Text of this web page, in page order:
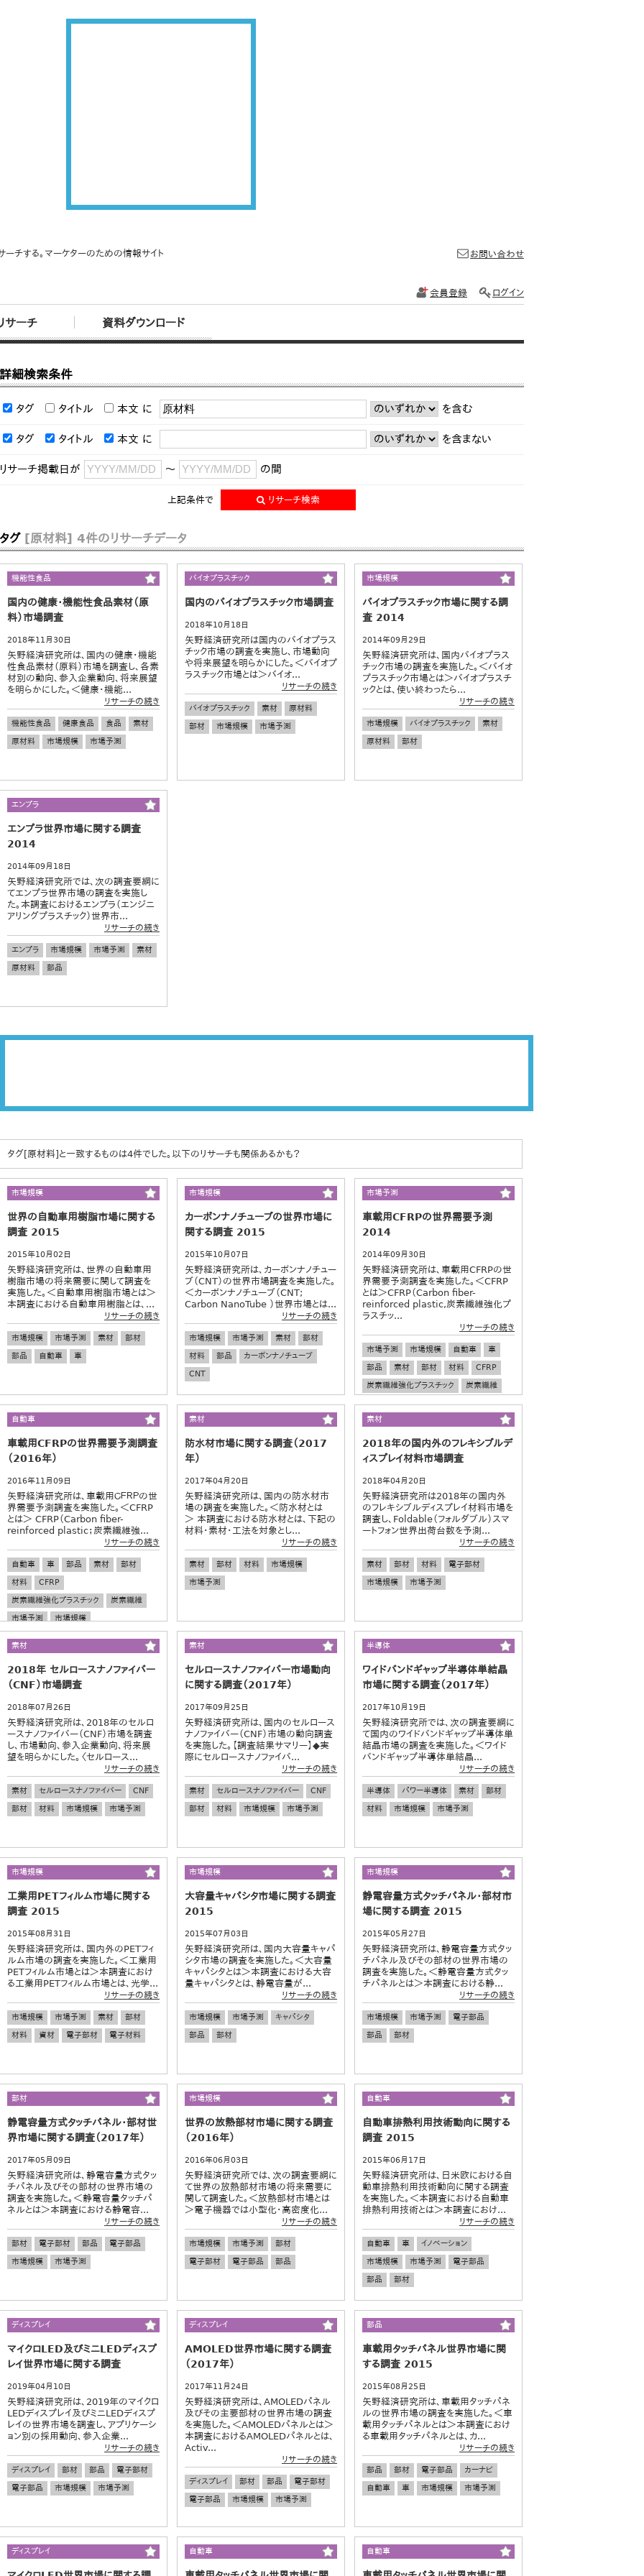
ーチする。マーケターのための情報サイト
サーチ 資料ダウンロード
お問い合わせ
会員登録 ログイン
詳細検索条件
タグ タイトル 本文 に を含む
タグ タイトル 本文 に を含まない
リサーチ掲載日が ～ の間
上記条件で リサーチ検索
タグ [原材料] 4件のリサーチデータ
機能性食品
国内の健康・機能性食品素材（原
料）市場調査
2018年11月30日
矢野経済研究所は、国内の健康・機能
性食品素材（原料）市場を調査し、各素
材別の動向、参入企業動向、将来展望
を明らかにした。＜健康・機能...
リサーチの続き
機能性食品 健康食品 食品
素材
原材料
市場規模 市場予測
バイオプラスチック
国内のバイオプラスチック市場調査
2018年10月18日
矢野経済研究所は国内のバイオプラス
チック市場の調査を実施し、市場動向
や将来展望を明らかにした。＜バイオプ
ラスチック市場とは＞バイオ...
リサーチの続き
バイオプラスチック 素材
原材料
部材
市場規模 市場予測
市場規模
バイオプラスチック市場に関する調
査 2014
2014年09月29日
矢野経済研究所は、国内バイオプラス
チック市場の調査を実施した。＜バイオ
プラスチック市場とは＞バイオプラスチ
ックとは、使い終わったら...
リサーチの続き
市場規模 バイオプラスチック
素材
原材料
部材
エンプラ
エンプラ世界市場に関する調査
2014
2014年09月18日
矢野経済研究所では、次の調査要綱に
てエンプラ世界市場の調査を実施し
た。本調査におけるエンプラ（エンジニ
アリングプラスチック）世界市...
リサーチの続き
エンプラ 市場規模 市場予測
素材
原材料
部品
タグ[原材料]と一致するものは4件でした。以下のリサーチも関係あるかも？
市場規模
世界の自動車用樹脂市場に関する
調査 2015
2015年10月02日
矢野経済研究所は、世界の自動車用
樹脂市場の将来需要に関して調査を
実施した。＜自動車用樹脂市場とは＞
本調査における自動車用樹脂とは、...
リサーチの続き
市場規模 市場予測 素材
部材
部品
自動車 車
市場規模
カーボンナノチューブの世界市場に
関する調査 2015
2015年10月07日
矢野経済研究所は、カーボンナノチュー
ブ（CNT）の世界市場調査を実施した。
＜カーボンナノチューブ（CNT;
Carbon NanoTube ）世界市場とは...
リサーチの続き
市場規模 市場予測 素材
部材
材料
部品
カーボンナノチューブ
CNT
市場予測
車載用CFRPの世界需要予測
2014
2014年09月30日
矢野経済研究所は、車載用CFRPの世
界需要予測調査を実施した。＜CFRP
とは＞CFRP（Carbon fiber-
reinforced plastic,炭素繊維強化プ
ラスチッ...
リサーチの続き
市場予測 市場規模 自動車
車
部品
素材 部材 材料
CFRP
炭素繊維強化プラスチック
炭素繊維
自動車
車載用CFRPの世界需要予測調査
（2016年）
2016年11月09日
矢野経済研究所は、車載用ＣＦＲＰの世
界需要予測調査を実施した。＜CFRP
とは＞ CFRP（Carbon fiber-
reinforced plastic；炭素繊維強...
リサーチの続き
自動車 車 部品 素材
部材
材料
CFRP
炭素繊維強化プラスチック
炭素繊維
市場予測
市場規模
素材
防水材市場に関する調査（2017
年）
2017年04月20日
矢野経済研究所は、国内の防水材市
場の調査を実施した。＜防水材とは
＞ 本調査における防水材とは、下記の
材料・素材・工法を対象とし...
リサーチの続き
素材 部材 材料
市場規模
市場予測
素材
2018年の国内外のフレキシブルデ
ィスプレイ材料市場調査
2018年04月20日
矢野経済研究所は2018年の国内外
のフレキシブルディスプレイ材料市場を
調査し、Foldable（フォルダブル）スマ
ートフォン世界出荷台数を予測...
リサーチの続き
素材 部材 材料
電子部材
市場規模
市場予測
素材
2018年 セルロースナノファイバー
（CNF）市場調査
2018年07月26日
矢野経済研究所は、2018年のセルロ
ースナノファイバー（CNF）市場を調査
し、市場動向、参入企業動向、将来展
望を明らかにした。〈セルロース...
リサーチの続き
素材 セルロースナノファイバー
CNF
部材
材料 市場規模 市場予測
素材
セルロースナノファイバー市場動向
に関する調査（2017年）
2017年09月25日
矢野経済研究所は、国内のセルロース
ナノファイバー（CNF）市場の動向調査
を実施した。【調査結果サマリー】◆実
際にセルロースナノファイバ...
リサーチの続き
素材 セルロースナノファイバー
CNF
部材
材料 市場規模 市場予測
半導体
ワイドバンドギャップ半導体単結晶
市場に関する調査（2017年）
2017年10月19日
矢野経済研究所では、次の調査要綱に
て国内のワイドバンドギャップ半導体単
結晶市場の調査を実施した。＜ワイド
バンドギャップ半導体単結晶...
リサーチの続き
半導体 パワー半導体 素材
部材
材料
市場規模 市場予測
市場規模
工業用PETフィルム市場に関する
調査 2015
2015年08月31日
矢野経済研究所は、国内外のPETフィ
ルム市場の調査を実施した。＜工業用
PETフィルム市場とは＞本調査におけ
る工業用PETフィルム市場とは、光学...
リサーチの続き
市場規模 市場予測 素材
部材
材料
資材 電子部材 電子材料
市場規模
大容量キャパシタ市場に関する調査
2015
2015年07月03日
矢野経済研究所は、国内大容量キャパ
シタ市場の調査を実施した。＜大容量
キャパシタとは＞本調査における大容
量キャパシタとは、静電容量が...
リサーチの続き
市場規模 市場予測
キャパシタ
部品
部材
市場規模
静電容量方式タッチパネル･部材市
場に関する調査 2015
2015年05月27日
矢野経済研究所は、静電容量方式タッ
チパネル及びその部材の世界市場の
調査を実施した。＜静電容量方式タッ
チパネルとは＞本調査における静...
リサーチの続き
市場規模 市場予測
電子部品
部品
部材
部材
静電容量方式タッチパネル・部材世
界市場に関する調査（2017年）
2017年05月09日
矢野経済研究所は、静電容量方式タッ
チパネル及びその部材の世界市場の
調査を実施した。＜静電容量タッチパ
ネルとは＞本調査における静電容...
リサーチの続き
部材 電子部材 部品
電子部品
市場規模
市場予測
市場規模
世界の放熱部材市場に関する調査
（2016年）
2016年06月03日
矢野経済研究所では、次の調査要綱に
て世界の放熱部材市場の将来需要に
関して調査した。＜放熱部材市場とは
＞電子機器では小型化・高密度化...
リサーチの続き
市場規模 市場予測
部材
電子部材
電子部品 部品
自動車
自動車排熱利用技術動向に関する
調査 2015
2015年06月17日
矢野経済研究所は、日米欧における自
動車排熱利用技術動向に関する調査
を実施した。＜本調査における自動車
排熱利用技術とは＞本調査におけ...
リサーチの続き
自動車 車
イノベーション
市場規模
市場予測
電子部品
部品
部材
ディスプレイ
マイクロLED及びミニLEDディスプ
レイ世界市場に関する調査
2019年04月10日
矢野経済研究所は、2019年のマイクロ
LEDディスプレイ及びミニLEDディスプ
レイの世界市場を調査し、アプリケーシ
ョン別の採用動向、参入企業...
リサーチの続き
ディスプレイ 部材 部品
電子部材
電子部品
市場規模 市場予測
ディスプレイ
AMOLED世界市場に関する調査
（2017年）
2017年11月24日
矢野経済研究所は、AMOLEDパネル
及びその主要部材の世界市場の調査
を実施した。＜AMOLEDパネルとは＞
本調査におけるAMOLEDパネルとは、
Activ...
リサーチの続き
ディスプレイ 部材 部品
電子部材
電子部品
市場規模 市場予測
部品
車載用タッチパネル世界市場に関
する調査 2015
2015年08月25日
矢野経済研究所は、車載用タッチパネ
ルの世界市場の調査を実施した。＜車
載用タッチパネルとは＞本調査におけ
る車載用タッチパネルとは、カ...
リサーチの続き
部品 部材 電子部品
カーナビ
自動車
車 市場規模 市場予測
ディスプレイ 自動車 自動車